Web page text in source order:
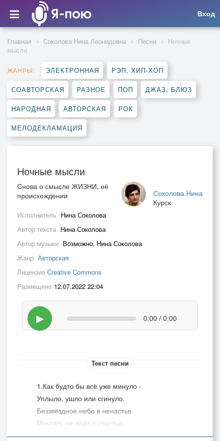
Вход
Главная Соколова Нина Леонидовна Песни
Ночные
мысли
ЖАНРЫ: ЭЛЕКТРОННАЯ РЭП, ХИП-ХОП
СОАВТОРСКАЯ РАЗНОЕ ПОП ДЖАЗ, БЛЮЗ
НАРОДНАЯ АВТОРСКАЯ РОК
МЕЛОДЕКЛАМАЦИЯ
Ночные мысли
Соколова Нина
Курск
Снова о смысле ЖИЗНИ, её
происхождении
Исполнитель Нина Соколова
Автор текста Нина Соколова
Автор музыки Возможно, Нина Соколова
Жанр Авторская
Лицензия Creative Commons
Размещено 12.07.2022 22:04
▶ 0:00 / 0:00
Текст песни
1.Как будто бы всё уже минуло -
Уплыло, ушло или сгинуло.
Беззвёздное небо в ненастье
Мечтать не даёт о счастье.